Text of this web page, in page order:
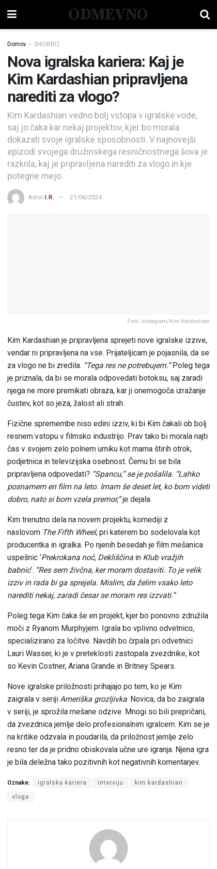
ODMEVNO
Domov SHOWBIZ
Nova igralska kariera: Kaj je
Kim Kardashian pripravljena
narediti za vlogo?
Kim Kardashian vedno bolj vstopa v igralske vode,
saj jo čaka kar nekaj projektov, kjer bo morala
dokazati svoje igralske sposobnosti. V najnovejši
epizodi svojega družinskega resničnostnega šova je
razkrila, kaj je pripravljena narediti za vlogo in kje
potegne mejo.
Avtor I.R. 21/06/2024
Foto: Instagram/Kim Kardashian
Kim Kardashian je pripravljena sprejeti nove igralske izzive,
vendar ni pripravljena na vse. Prijateljicam je pojasnila, da se
za vlogo ne bi zredila. “Tega res ne potrebujem.”Poleg tega
je priznala, da bi se morala odpovedati botoksu, saj zaradi
njega ne more premikati obraza, kar ji onemogoča izražanje
čustev, kot so jeza, žalost ali strah.
Fizične spremembe niso edini izziv, ki bi Kim čakali ob bolj
resnem vstopu v filmsko industrijo. Prav tako bi morala najti
čas v svojem zelo polnem urniku kot mama štirih otrok,
podjetnica in televizijska osebnost. Čemu bi se bila
pripravljena odpovedati? “Spancu,” se je pošalila. “Lahko
posnamem en film na leto. Imam še deset let, ko bom videti
dobro, nato si bom vzela premor,”je dejala.
Kim trenutno dela na novem projektu, komediji z
naslovom The Fifth Wheel, pri katerem bo sodelovala kot
producentka in igralka. Po njenih besedah je film mešanica
uspešnic ‘Prekrokana noč, Dekliščina in Klub vražjih
babnic‘. “Res sem živčna, ker moram dostaviti. To je velik
izziv in rada bi ga sprejela. Mislim, da želim vsako leto
narediti nekaj, zaradi česar se moram res izzvati.”
Poleg tega Kim čaka še en projekt, kjer bo ponovno združila
moči z Ryanom Murphyjem. Igrala bo vplivno odvetnico,
specializirano za ločitve. Navdih bo črpala pri odvetnici
Lauri Wasser, ki je v preteklosti zastopala zvezdnike, kot
so Kevin Costner, Ariana Grande in Britney Spears.
Nove igralske priložnosti prihajajo po tem, ko je Kim
zaigrala v seriji Ameriška grozljivka. Novica, da bo zaigrala
v seriji, je sprožila mešane odzive. Mnogi so bili prepričani,
da zvezdnica jemlje delo profesionalnim igralcem. Kim se je
na kritike odzvala in poudarila, da priložnost jemlje zelo
resno ter da je pridno obiskovala učne ure igranja. Njena igra
je bila deležna tako pozitivnih kot negativnih komentarjev.
Oznake: igralska kariera interviju kim kardashian
vloga